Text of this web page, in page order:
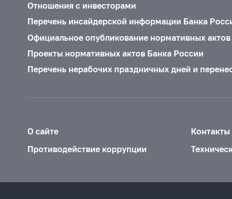
Отношения с инвесторами
Перечень инсайдерской информации Банка
Официальное опубликование нормативных
Проекты нормативных актов Банка России
Перечень нерабочих праздничных дней и
О сайте
Контакты
Противодействие коррупции